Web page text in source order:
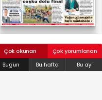
Çok okunan
Çok yorumlanan
Bugün
Bu hafta Bu ay